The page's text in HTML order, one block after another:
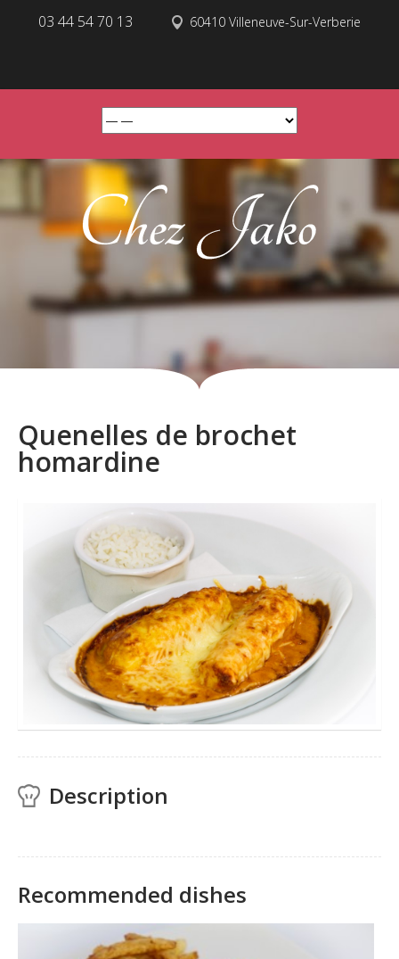
03 44 54 70 13 60410 Villeneuve-Sur-Verberie
Quenelles de brochet
homardine
Description
Recommended dishes